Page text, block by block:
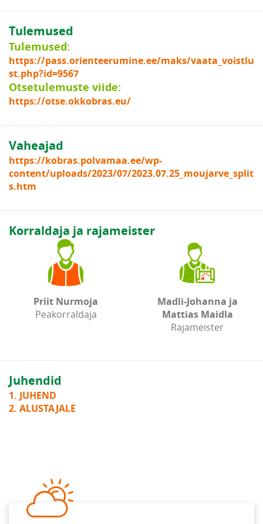
Tulemused
Tulemused:
https://pass.orienteerumine.ee/maks/vaata_voistlu
st.php?id=9567
Otsetulemuste viide:
https://otse.okkobras.eu/
Vaheajad
https://kobras.polvamaa.ee/wp-
content/uploads/2023/07/2023.07.25_moujarve_split
s.htm
Korraldaja ja rajameister
Priit Nurmoja
Peakorraldaja
Madli-Johanna ja
Mattias Maidla
Rajameister
Juhendid
1. JUHEND
2. ALUSTAJALE